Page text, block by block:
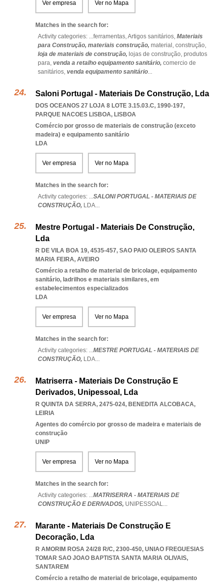
Ver empresa Ver no Mapa
Matches in the search for:
Activity categories: ...ferramentas,Artigos sanitários, Materiais
para Construção, materiais construção, material, construção,
loja de materiais de construção, lojas de construção, produtos
para, venda a retalho equipamento sanitário, comercio de
sanitários, venda equipamento sanitário...
Saloni Portugal - Materiais De Construção, Lda
DOS OCEANOS 27 LOJA 8 LOTE 3.15.03.C, 1990-197,
PARQUE NACOES LISBOA, LISBOA
Comércio por grosso de materiais de construção (exceto
madeira) e equipamento sanitário
LDA
Ver empresa Ver no Mapa
Matches in the search for:
Activity categories: ...SALONI PORTUGAL - MATERIAIS DE
CONSTRUÇÃO, LDA...
Mestre Portugal - Materiais De Construção,
Lda
R DE VILA BOA 19, 4535-457, SAO PAIO OLEIROS SANTA
MARIA FEIRA, AVEIRO
Comércio a retalho de material de bricolage, equipamento
sanitário, ladrilhos e materiais similares, em
estabelecimentos especializados
LDA
Ver empresa Ver no Mapa
Matches in the search for:
Activity categories: ...MESTRE PORTUGAL - MATERIAIS DE
CONSTRUÇÃO, LDA...
Matriserra - Materiais De Construção E
Derivados, Unipessoal, Lda
R QUINTA DA SERRA, 2475-024, BENEDITA ALCOBACA,
LEIRIA
Agentes do comércio por grosso de madeira e materiais de
construção
UNIP
Ver empresa Ver no Mapa
Matches in the search for:
Activity categories: ...MATRISERRA - MATERIAIS DE
CONSTRUÇÃO E DERIVADOS, UNIPESSOAL...
Marante - Materiais De Construção E
Decoração, Lda
R AMORIM ROSA 24/28 R/C, 2300-450, UNIAO FREGUESIAS
TOMAR SAO JOAO BAPTISTA SANTA MARIA OLIVAIS,
SANTAREM
Comércio a retalho de material de bricolage, equipamento